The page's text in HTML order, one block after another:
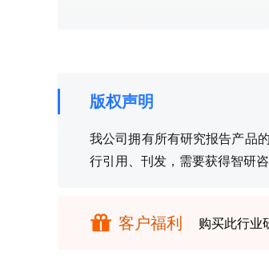
版权声明
我公司拥有所有研究报告产品
行引用、刊发，需要获得智研咨
客户福利 购买此行业